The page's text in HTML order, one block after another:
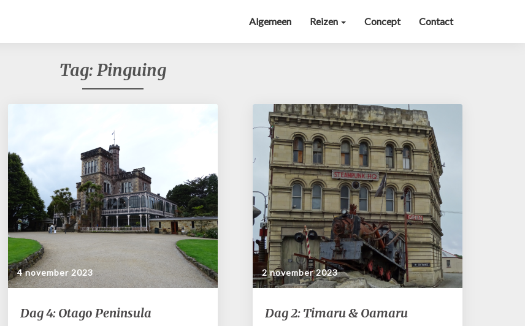
Algemeen Reizen Concept Contact
Tag: Pinguing
4 november 2023
Dag
4:
Dag 4: Otago Peninsula
2 november 2023
Dag
2:
Dag 2: Timaru & Oamaru